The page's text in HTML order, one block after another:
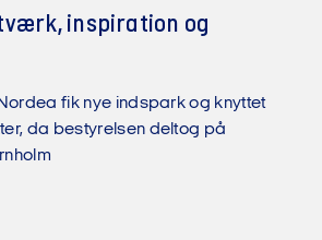
inspiration og
fik nye indspark og knyttet
da bestyrelsen deltog på